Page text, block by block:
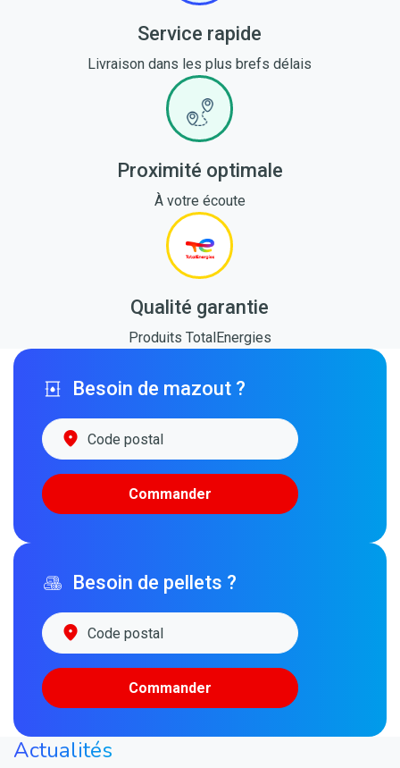
Service rapide
Livraison dans les plus brefs délais
Proximité optimale
À votre écoute
Qualité garantie
Produits TotalEnergies
Besoin de mazout ?
Commander
Besoin de pellets ?
Commander
Actualités